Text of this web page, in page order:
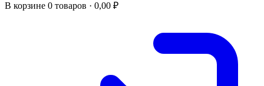
В корзине 0 товаров · 0,00 ₽